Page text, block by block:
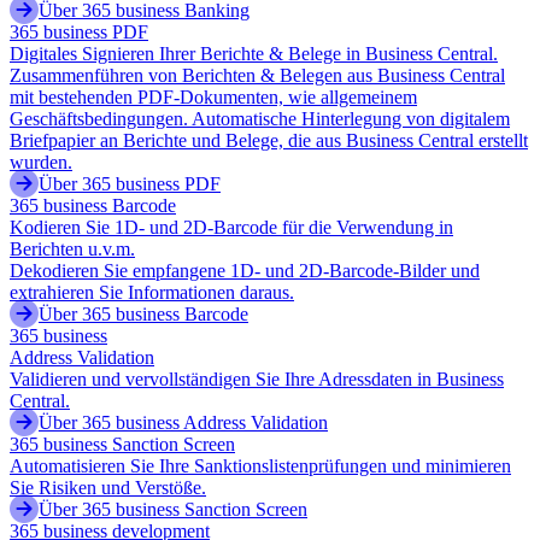
Über 365 business Banking
365 business PDF
Digitales Signieren Ihrer Berichte & Belege in Business Central.
Zusammenführen von Berichten & Belegen aus Business Central
mit bestehenden PDF-Dokumenten, wie allgemeinem
Geschäftsbedingungen. Automatische Hinterlegung von digitalem
Briefpapier an Berichte und Belege, die aus Business Central erstellt
wurden.
Über 365 business PDF
365 business Barcode
Kodieren Sie 1D- und 2D-Barcode für die Verwendung in
Berichten u.v.m.
Dekodieren Sie empfangene 1D- und 2D-Barcode-Bilder und
extrahieren Sie Informationen daraus.
Über 365 business Barcode
365 business
Address Validation
Validieren und vervollständigen Sie Ihre Adressdaten in Business
Central.
Über 365 business Address Validation
365 business Sanction Screen
Automatisieren Sie Ihre Sanktionslistenprüfungen und minimieren
Sie Risiken und Verstöße.
Über 365 business Sanction Screen
365 business development